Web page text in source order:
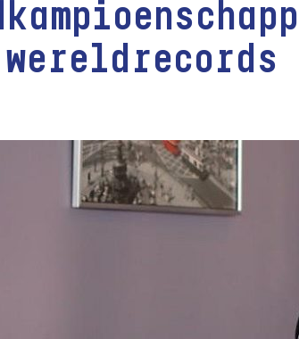
wereldrecords